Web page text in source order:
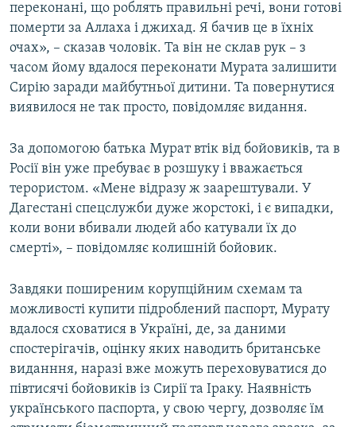
переконані, що роблять правильні речі, вони готові
померти за Аллаха і джихад. Я бачив це в їхніх
очах», – сказав чоловік. Та він не склав рук – з
часом йому вдалося переконати Мурата залишити
Сирію заради майбутньої дитини. Та повернутися
виявилося не так просто, повідомляє видання.
За допомогою батька Мурат втік від бойовиків, та в
Росії він уже пребуває в розшуку і вважається
терористом. «Мене відразу ж заарештували. У
Дагестані спецслужби дуже жорстокі, і є випадки,
коли вони вбивали людей або катували їх до
смерті», – повідомляє колишній бойовик.
Завдяки поширеним корупційним схемам та
можливості купити підроблений паспорт, Мурату
вдалося сховатися в Україні, де, за даними
спостерігачів, оцінку яких наводить британське
виданння, наразі вже можуть переховуватися до
півтисячі бойовиків із Сирії та Іраку. Наявність
українського паспорта, у свою чергу, дозволяє їм